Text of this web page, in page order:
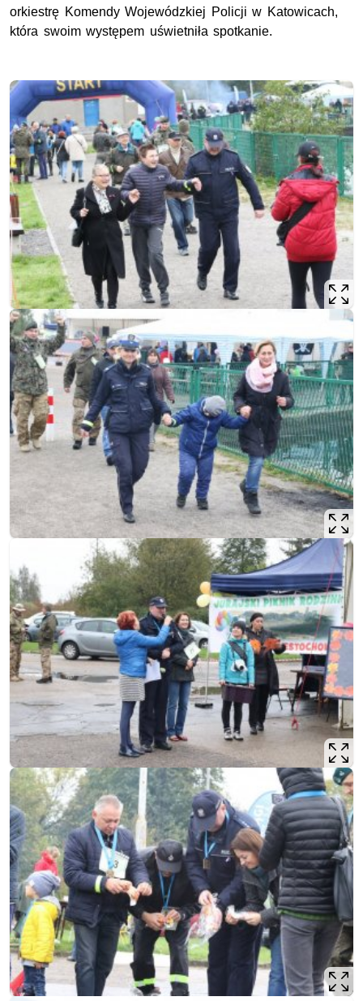
orkiestrę Komendy Wojewódzkiej Policji w Katowicach,
która swoim występem uświetniła spotkanie.